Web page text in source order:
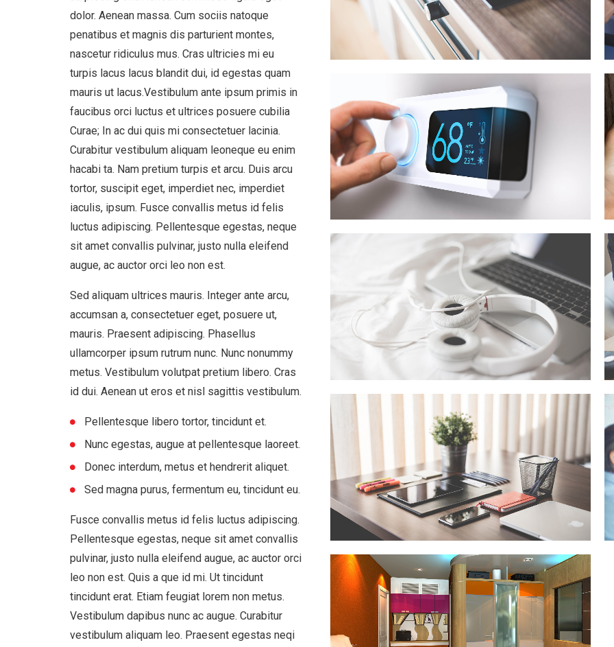
dolor. Aenean massa. Cum sociis natoque
penatibus et magnis dis parturient montes,
nascetur ridiculus mus. Cras ultricies mi eu
turpis lacus lacus blandit dui, id egestas quam
mauris ut lacus.Vestibulum ante ipsum primis in
faucibus orci luctus et ultrices posuere cubilia
Curae; In ac dui quis mi consectetuer lacinia.
Curabitur vestibulum aliquam leoneque eu enim
hacabi ta. Nam pretium turpis et arcu. Duis arcu
tortor, suscipit eget, imperdiet nec, imperdiet
iaculis, ipsum. Fusce convallis metus id felis
luctus adipiscing. Pellentesque egestas, neque
sit amet convallis pulvinar, justo nulla eleifend
augue, ac auctor orci leo non est.
Sed aliquam ultrices mauris. Integer ante arcu,
accumsan a, consectetuer eget, posuere ut,
mauris. Praesent adipiscing. Phasellus
ullamcorper ipsum rutrum nunc. Nunc nonummy
metus. Vestibulum volutpat pretium libero. Cras
id dui. Aenean ut eros et nisl sagittis vestibulum.
Pellentesque libero tortor, tincidunt et.
Nunc egestas, augue at pellentesque laoreet.
Donec interdum, metus et hendrerit aliquet.
Sed magna purus, fermentum eu, tincidunt eu.
Fusce convallis metus id felis luctus adipiscing.
Pellentesque egestas, neque sit amet convallis
pulvinar, justo nulla eleifend augue, ac auctor orci
leo non est. Quis a que id mi. Ut tincidunt
tincidunt erat. Etiam feugiat lorem non metus.
Vestibulum dapibus nunc ac augue. Curabitur
vestibulum aliquam leo. Praesent egestas neqi